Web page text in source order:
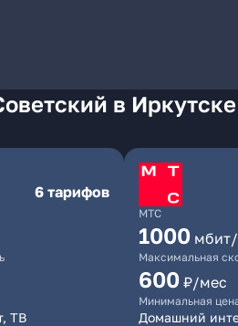
в Иркутске
6 тарифов
ТВ
МТС
1000
Максимальная
600 ₽/мес
Минимальная
Домашний